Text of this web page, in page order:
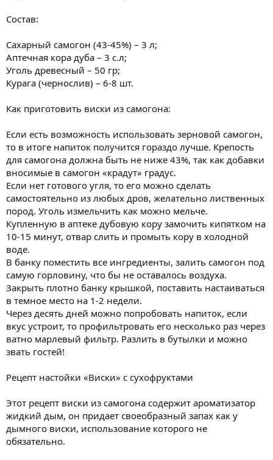
Состав:
Сахарный самогон (43-45%) – 3 л;
Аптечная кора дуба – 3 с.л;
Уголь древесный – 50 гр;
Курага (чернослив) – 6-8 шт.
Как приготовить виски из самогона:
Если есть возможность использовать зерновой самогон,
то в итоге напиток получится гораздо лучше. Крепость
для самогона должна быть не ниже 43%, так как добавки
вносимые в самогон «крадут» градус.
Если нет готового угля, то его можно сделать
самостоятельно из любых дров, желательно лиственных
пород. Уголь измельчить как можно мельче.
Купленную в аптеке дубовую кору замочить кипятком на
10-15 минут, отвар слить и промыть кору в холодной
воде.
В банку поместить все ингредиенты, залить самогон под
самую горловину, что бы не оставалось воздуха.
Закрыть плотно банку крышкой, поставить настаиваться
в темное место на 1-2 недели.
Через десять дней можно попробовать напиток, если
вкус устроит, то профильтровать его несколько раз через
ватно марлевый фильтр. Разлить в бутылки и можно
звать гостей!
Рецепт настойки «Виски» с сухофруктами
Этот рецепт виски из самогона содержит ароматизатор
жидкий дым, он придает своеобразный запах как у
дымного виски, использование которого не
обязательно.